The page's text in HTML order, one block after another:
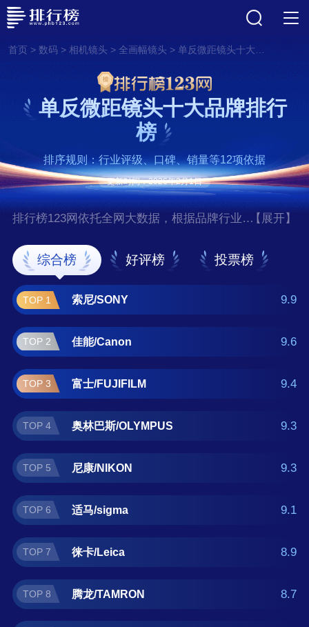
首页> 数码> 相机镜头> 全画幅镜头> 单反微距镜头十大品牌排行榜
单反微距镜头十大品牌排行
榜
排序规则：行业评级、口碑、销量等12项依据
更新时间：2026年2月1日
排行榜123网依托全网大数据，根据品牌行业评
反微距镜头十大品牌排行榜，前十名分别是索
尼/SONY、佳能/Canon、富士/FUJIFILM、奥
林巴斯/OLYMPUS、尼康/NIKON、适
马/sigma、徕卡/Leica、腾龙/TAMRON、永
诺/YONGNUO、蔡司/Zeiss 。如果您正在查找
单反微距镜头什么牌子好？那么本单反微距镜
头十大品牌榜单可供您作为选购参考，我们致
力于用最真实的数据提供单反微距镜头品牌推
荐，让您选得放心。(榜单每月更新一次)
【展开】
综合榜 好评榜 投票榜
TOP 1 索尼/SONY 9.9
TOP 2 佳能/Canon 9.6
TOP 3 富士/FUJIFILM 9.4
TOP 4 奥林巴斯/OLYMPUS 9.3
TOP 5 尼康/NIKON 9.3
TOP 6 适马/sigma 9.1
TOP 7 徕卡/Leica 8.9
TOP 8 腾龙/TAMRON 8.7